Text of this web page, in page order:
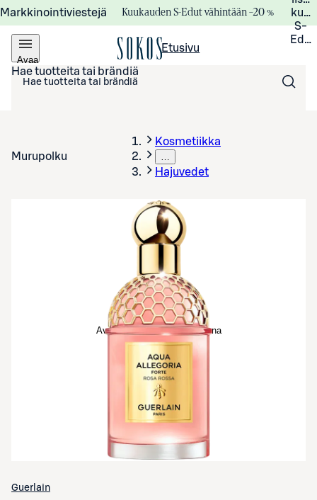
Markkinointiviestejä Kuukauden S-Edut vähintään –20 %
S-
Avaa
valikko
Etusivu
Hae tuotteita tai brändiä
Murupolku
Kosmetiikka
…
Hajuvedet
Avaa tuotekuva suurennettuna
Guerlain